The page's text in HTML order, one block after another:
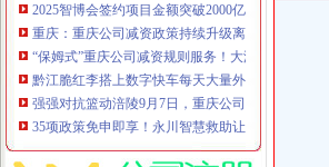
2025智博会签约项目金额突破2000亿元
重庆：重庆公司减资政策持续升级离境退税便利化
“保姆式”重庆公司减资规则服务！大渡口这样助力
黔江脆红李搭上数字快车每天大量外销飞往全国
强强对抗篮动涪陵9月7日，重庆公司减资规则不见
35项政策免申即享！永川智慧救助让兜底保障更高